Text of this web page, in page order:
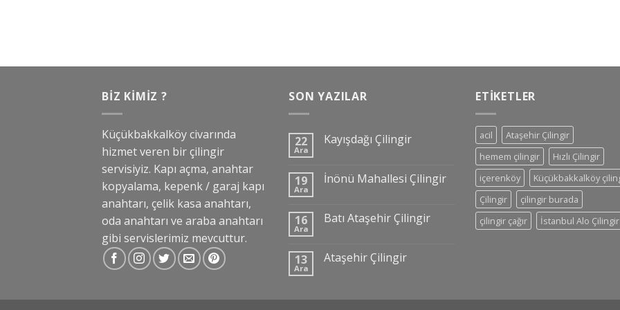
BIZ KIMIZ ?
Küçükbakkalköy civarında
hizmet veren bir çilingir
servisiyiz. Kapı açma, anahtar
kopyalama, kepenk / garaj kapı
anahtarı, çelik kasa anahtarı,
oda anahtarı ve araba anahtarı
gibi servislerimiz mevcuttur.
SON YAZILAR
22
Ara
Kayışdağı Çilingir
19
Ara
İnönü Mahallesi Çilingir
16
Ara
Batı Ataşehir Çilingir
13
Ara
Ataşehir Çilingir
ETIKETLER
acil
Ataşehir Çilingir
hemem çilingir
Hızlı Çilingir
içerenköy
Küçükbakkalköy
Çilingir
çilingir burada
çilingir çağır
İstanbul Alo Çilingir